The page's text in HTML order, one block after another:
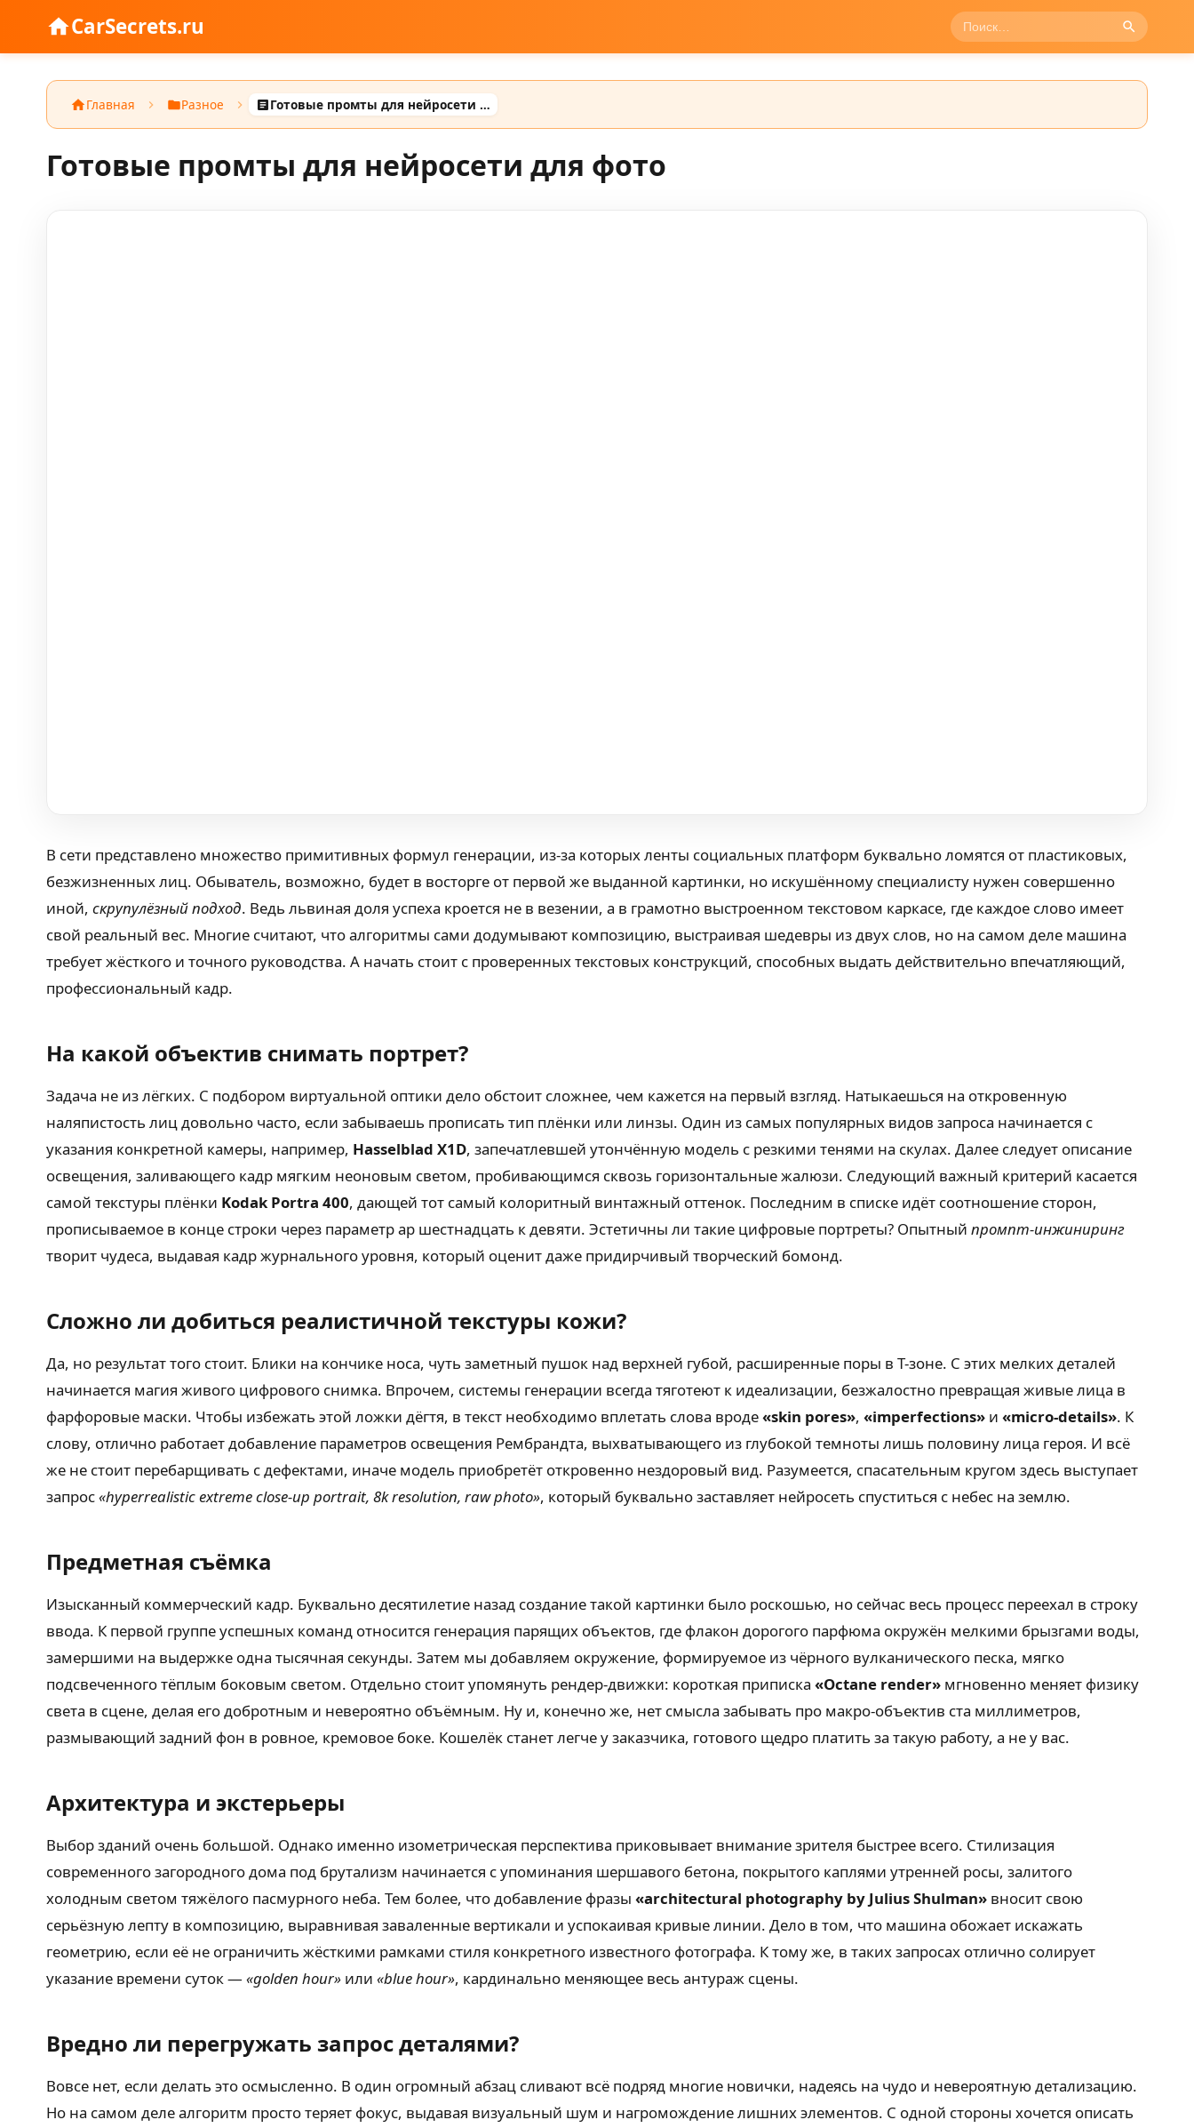
CarSecrets.ru
Главная Разное Готовые промты для нейросети для фото
Готовые промты для нейросети для фото
В сети представлено множество примитивных формул генерации, из-за которых ленты социальных платформ буквально ломятся от пластиковых,
безжизненных лиц. Обыватель, возможно, будет в восторге от первой же выданной картинки, но искушённому специалисту нужен совершенно
иной, скрупулёзный подход. Ведь львиная доля успеха кроется не в везении, а в грамотно выстроенном текстовом каркасе, где каждое слово имеет
свой реальный вес. Многие считают, что алгоритмы сами додумывают композицию, выстраивая шедевры из двух слов, но на самом деле машина
требует жёсткого и точного руководства. А начать стоит с проверенных текстовых конструкций, способных выдать действительно впечатляющий,
профессиональный кадр.
На какой объектив снимать портрет?
Задача не из лёгких. С подбором виртуальной оптики дело обстоит сложнее, чем кажется на первый взгляд. Натыкаешься на откровенную
наляпистость лиц довольно часто, если забываешь прописать тип плёнки или линзы. Один из самых популярных видов запроса начинается с
указания конкретной камеры, например, Hasselblad X1D, запечатлевшей утончённую модель с резкими тенями на скулах. Далее следует описание
освещения, заливающего кадр мягким неоновым светом, пробивающимся сквозь горизонтальные жалюзи. Следующий важный критерий касается
самой текстуры плёнки Kodak Portra 400, дающей тот самый колоритный винтажный оттенок. Последним в списке идёт соотношение сторон,
прописываемое в конце строки через параметр ар шестнадцать к девяти. Эстетичны ли такие цифровые портреты? Опытный промпт-инжиниринг
творит чудеса, выдавая кадр журнального уровня, который оценит даже придирчивый творческий бомонд.
Сложно ли добиться реалистичной текстуры кожи?
Да, но результат того стоит. Блики на кончике носа, чуть заметный пушок над верхней губой, расширенные поры в Т-зоне. С этих мелких деталей
начинается магия живого цифрового снимка. Впрочем, системы генерации всегда тяготеют к идеализации, безжалостно превращая живые лица в
фарфоровые маски. Чтобы избежать этой ложки дёгтя, в текст необходимо вплетать слова вроде«skin pores», «imperfections» и «micro-details». К
слову, отлично работает добавление параметров освещения Рембрандта, выхватывающего из глубокой темноты лишь половину лица героя. И всё
же не стоит перебарщивать с дефектами, иначе модель приобретёт откровенно нездоровый вид. Разумеется, спасательным кругом здесь выступает
запрос«hyperrealistic extreme close-up portrait, 8k resolution, raw photo», который буквально заставляет нейросеть спуститься с небес на землю.
Предметная съёмка
Изысканный коммерческий кадр. Буквально десятилетие назад создание такой картинки было роскошью, но сейчас весь процесс переехал в строку
ввода. К первой группе успешных команд относится генерация парящих объектов, где флакон дорогого парфюма окружён мелкими брызгами воды,
замершими на выдержке одна тысячная секунды. Затем мы добавляем окружение, формируемое из чёрного вулканического песка, мягко
подсвеченного тёплым боковым светом. Отдельно стоит упомянуть рендер-движки: короткая приписка «Octane render» мгновенно меняет физику
света в сцене, делая его добротным и невероятно объёмным. Ну и, конечно же, нет смысла забывать про макро-объектив ста миллиметров,
размывающий задний фон в ровное, кремовое боке. Кошелёк станет легче у заказчика, готового щедро платить за такую работу, а не у вас.
Архитектура и экстерьеры
Выбор зданий очень большой. Однако именно изометрическая перспектива приковывает внимание зрителя быстрее всего. Стилизация
современного загородного дома под брутализм начинается с упоминания шершавого бетона, покрытого каплями утренней росы, залитого
холодным светом тяжёлого пасмурного неба. Тем более, что добавление фразы «architectural photography by Julius Shulman» вносит свою
серьёзную лепту в композицию, выравнивая заваленные вертикали и успокаивая кривые линии. Дело в том, что машина обожает искажать
геометрию, если её не ограничить жёсткими рамками стиля конкретного известного фотографа. К тому же, в таких запросах отлично солирует
указание времени суток —«golden hour» или «blue hour», кардинально меняющее весь антураж сцены.
Вредно ли перегружать запрос деталями?
Вовсе нет, если делать это осмысленно. В один огромный абзац сливают всё подряд многие новички, надеясь на чудо и невероятную детализацию.
Но на самом деле алгоритм просто теряет фокус, выдавая визуальный шум и нагромождение лишних элементов. С одной стороны хочется описать